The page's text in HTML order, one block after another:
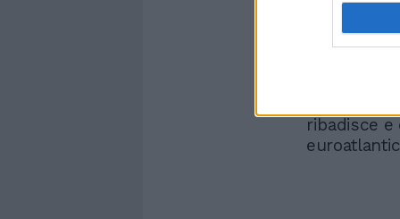
verso
obiettivi
sono
ribadisce